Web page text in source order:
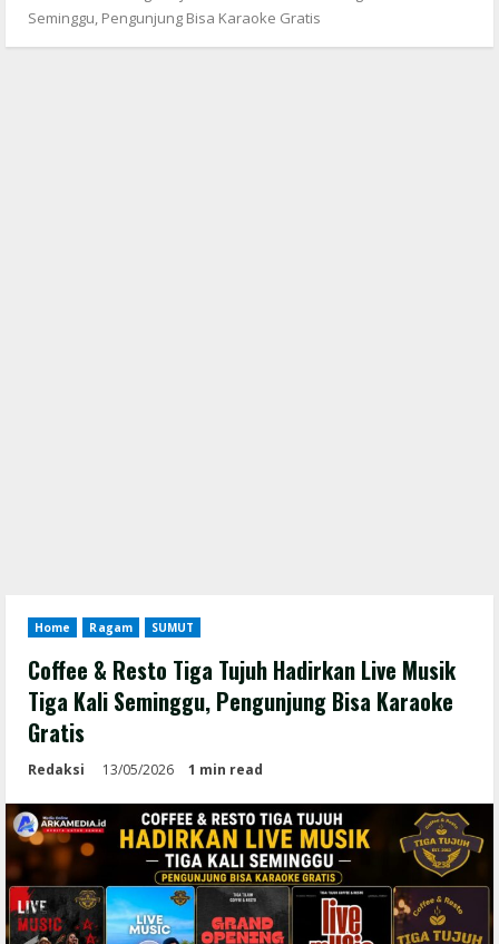
Seminggu, Pengunjung Bisa Karaoke Gratis
Home Ragam SUMUT
Coffee & Resto Tiga Tujuh Hadirkan Live Musik
Tiga Kali Seminggu, Pengunjung Bisa Karaoke
Gratis
Redaksi 13/05/2026 1 min read